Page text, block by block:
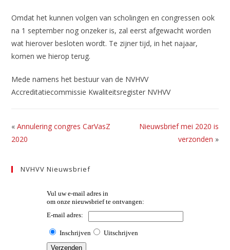
Omdat het kunnen volgen van scholingen en congressen ook
na 1 september nog onzeker is, zal eerst afgewacht worden
wat hierover besloten wordt. Te zijner tijd, in het najaar,
komen we hierop terug.
Mede namens het bestuur van de NVHVV
Accreditatiecommissie Kwaliteitsregister NVHVV
«Annulering congres CarVasZ
2020
Nieuwsbrief mei 2020 is
verzonden »
NVHVV Nieuwsbrief